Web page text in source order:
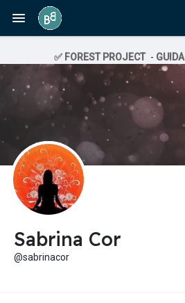
✅ FOREST PROJECT - GUIDA
Sabrina Cor
@sabrinacor